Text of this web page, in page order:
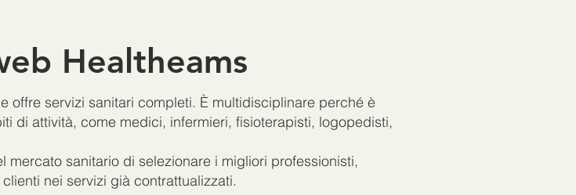
Healtheams
offre servizi sanitari completi. È multidisciplinare perché è
di attività, come medici, infermieri, fisioterapisti, logopedisti,
sanitario di selezionare i migliori professionisti,
nei servizi già contrattualizzati.